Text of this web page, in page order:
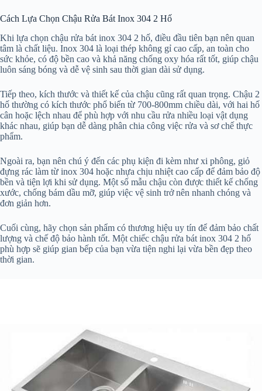
Cách Lựa Chọn Chậu Rửa Bát Inox 304 2 Hố
Khi lựa chọn chậu rửa bát inox 304 2 hố, điều đầu tiên bạn nên quan
tâm là chất liệu. Inox 304 là loại thép không gỉ cao cấp, an toàn cho
sức khỏe, có độ bền cao và khả năng chống oxy hóa rất tốt, giúp chậu
luôn sáng bóng và dễ vệ sinh sau thời gian dài sử dụng.
Tiếp theo, kích thước và thiết kế của chậu cũng rất quan trọng. Chậu 2
hố thường có kích thước phổ biến từ 700-800mm chiều dài, với hai hố
cân hoặc lệch nhau để phù hợp với nhu cầu rửa nhiều loại vật dụng
khác nhau, giúp bạn dễ dàng phân chia công việc rửa và sơ chế thực
phẩm.
Ngoài ra, bạn nên chú ý đến các phụ kiện đi kèm như xi phông, giỏ
đựng rác làm từ inox 304 hoặc nhựa chịu nhiệt cao cấp để đảm bảo độ
bền và tiện lợi khi sử dụng. Một số mẫu chậu còn được thiết kế chống
xước, chống bám dầu mỡ, giúp việc vệ sinh trở nên nhanh chóng và
đơn giản hơn.
Cuối cùng, hãy chọn sản phẩm có thương hiệu uy tín để đảm bảo chất
lượng và chế độ bảo hành tốt. Một chiếc chậu rửa bát inox 304 2 hố
phù hợp sẽ giúp gian bếp của bạn vừa tiện nghi lại vừa bền đẹp theo
thời gian.